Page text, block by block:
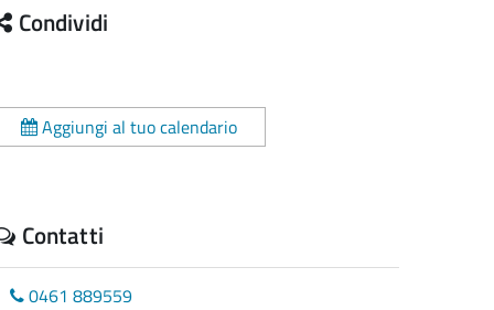
Condividi
Aggiungi al tuo calendario
Contatti
0461 889559